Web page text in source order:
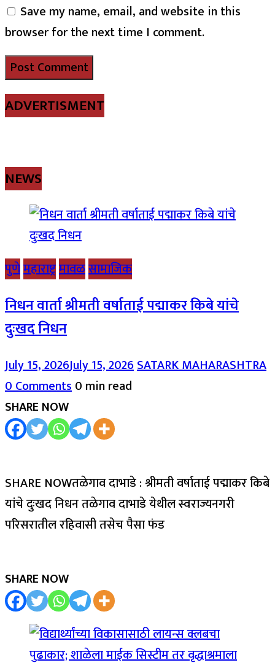
Save my name, email, and website in this
browser for the next time I comment.
ADVERTISMENT
NEWS
पुणेमहाराष्ट्रमावळसामाजिक
निधन वार्ता श्रीमती वर्षाताई पद्माकर किबे यांचे
दुःखद निधन
July 15, 2026July 15, 2026SATARK MAHARASHTRA
0 Comments0 min read
SHARE NOW
SHARE NOWतळेगाव दाभाडे : श्रीमती वर्षाताई पद्माकर किबे
यांचे दुःखद निधन तळेगाव दाभाडे येथील स्वराज्यनगरी
परिसरातील रहिवासी तसेच पैसा फंड
SHARE NOW